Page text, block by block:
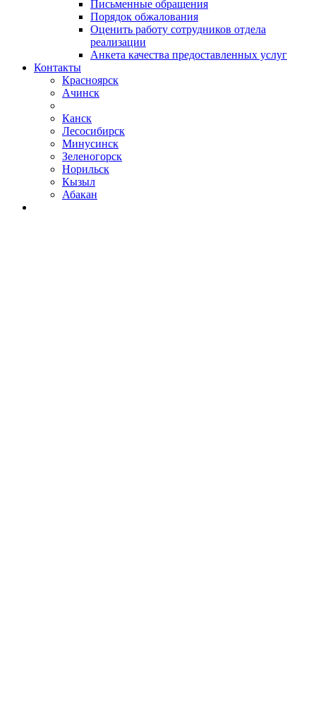
Письменные обращения
Порядок обжалования
Оценить работу сотрудников отдела
реализации
Анкета качества предоставленных услуг
Контакты
Красноярск
Ачинск
Канск
Лесосибирск
Минусинск
Зеленогорск
Норильск
Кызыл
Абакан